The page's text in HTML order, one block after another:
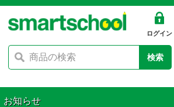
ログイン
検索
お知らせ